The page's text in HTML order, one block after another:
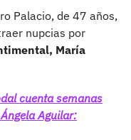
Palacio, de 47 años,
nupcias por
María
cuenta semanas
Aguilar: